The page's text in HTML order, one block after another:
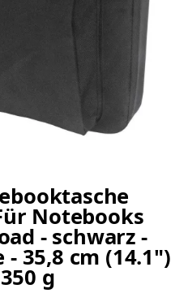
Notebooks
- schwarz -
35,8 cm (14.1")
g